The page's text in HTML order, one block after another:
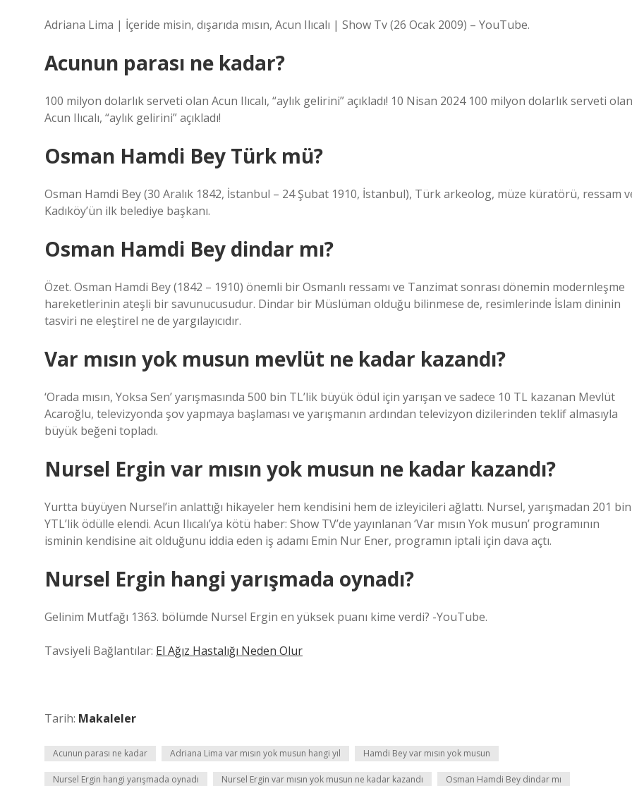
Adriana Lima | İçeride misin, dışarıda mısın, Acun Ilıcalı | Show Tv (26 Ocak 2009) – YouTube.
Acunun parası ne kadar?
100 milyon dolarlık serveti olan Acun Ilıcalı, “aylık gelirini” açıkladı! 10 Nisan 2024 100 milyon dolarlık serveti olan
Acun Ilıcalı, “aylık gelirini” açıkladı!
Osman Hamdi Bey Türk mü?
Osman Hamdi Bey (30 Aralık 1842, İstanbul – 24 Şubat 1910, İstanbul), Türk arkeolog, müze küratörü, ressam
Kadıköy’ün ilk belediye başkanı.
Osman Hamdi Bey dindar mı?
Özet. Osman Hamdi Bey (1842 – 1910) önemli bir Osmanlı ressamı ve Tanzimat sonrası dönemin modernleşme
hareketlerinin ateşli bir savunucusudur. Dindar bir Müslüman olduğu bilinmese de, resimlerinde İslam dininin
tasviri ne eleştirel ne de yargılayıcıdır.
Var mısın yok musun mevlüt ne kadar kazandı?
‘Orada mısın, Yoksa Sen’ yarışmasında 500 bin TL’lik büyük ödül için yarışan ve sadece 10 TL kazanan Mevlüt
Acaroğlu, televizyonda şov yapmaya başlaması ve yarışmanın ardından televizyon dizilerinden teklif almasıyla
büyük beğeni topladı.
Nursel Ergin var mısın yok musun ne kadar kazandı?
Yurtta büyüyen Nursel’in anlattığı hikayeler hem kendisini hem de izleyicileri ağlattı. Nursel, yarışmadan 201 bin
YTL’lik ödülle elendi. Acun Ilıcalı’ya kötü haber: Show TV’de yayınlanan ‘Var mısın Yok musun’ programının
isminin kendisine ait olduğunu iddia eden iş adamı Emin Nur Ener, programın iptali için dava açtı.
Nursel Ergin hangi yarışmada oynadı?
Gelinim Mutfağı 1363. bölümde Nursel Ergin en yüksek puanı kime verdi? -YouTube.
Tavsiyeli Bağlantılar: El Ağız Hastalığı Neden Olur
Tarih: Makaleler
Acunun parası ne kadar Adriana Lima var mısın yok musun hangi yıl Hamdi Bey var mısın yok musun
Nursel Ergin hangi yarışmada oynadı Nursel Ergin var mısın yok musun ne kadar kazandı Osman Hamdi Bey dindar mı